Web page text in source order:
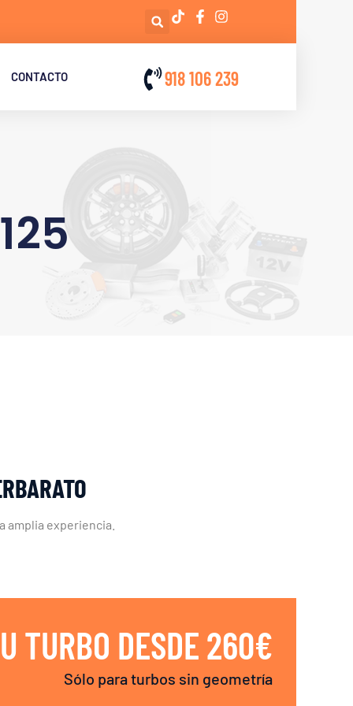
CONTACTO 918 106 239
amplia experiencia.
TURBO DESDE 260€
Sólo para turbos sin geometría